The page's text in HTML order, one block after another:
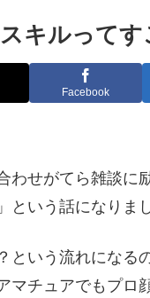
キルって
Facebook
わせがてら雑談に
いう話になりまし
という流れにな
マチュアでもプ